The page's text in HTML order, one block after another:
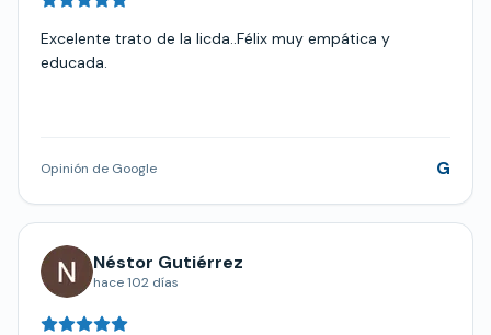
Excelente trato de la licda..Félix muy empática y
educada.
Opinión de Google G
Néstor Gutiérrez
hace 102 días